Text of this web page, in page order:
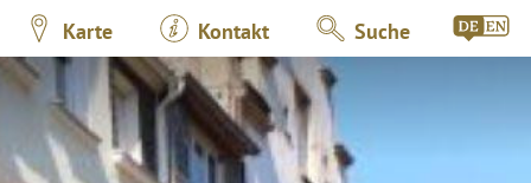
Karte Kontakt Suche